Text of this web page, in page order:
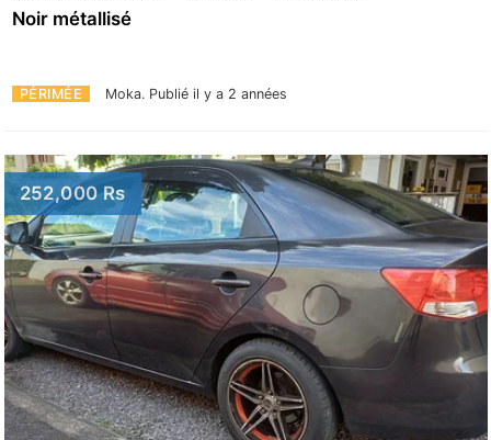
PÉRIMÉE Moka. Publié il y a 2 années
Noir métallisé
252,000 Rs